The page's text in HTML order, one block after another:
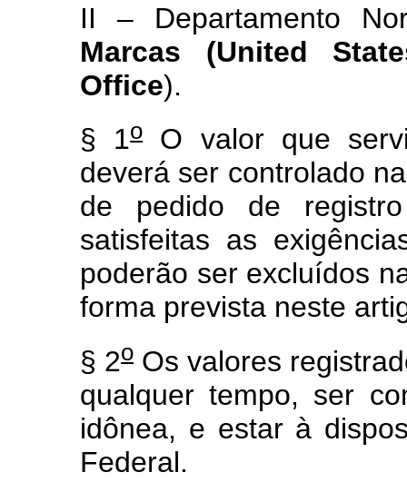
II – Departamento
Marcas (United
Office).
§ 1oO valor que
deverá ser controlado
de pedido de
satisfeitas as
poderão ser excluídos
forma prevista neste
§ 2oOs valores
qualquer tempo, ser
idônea, e estar à
Federal.